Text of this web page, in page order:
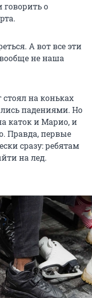
говорить о
А вот все эти
не наша
на коньках
падениями. Но
каток и Марио, и
Правда, первые
сразу: ребятам
на лед.